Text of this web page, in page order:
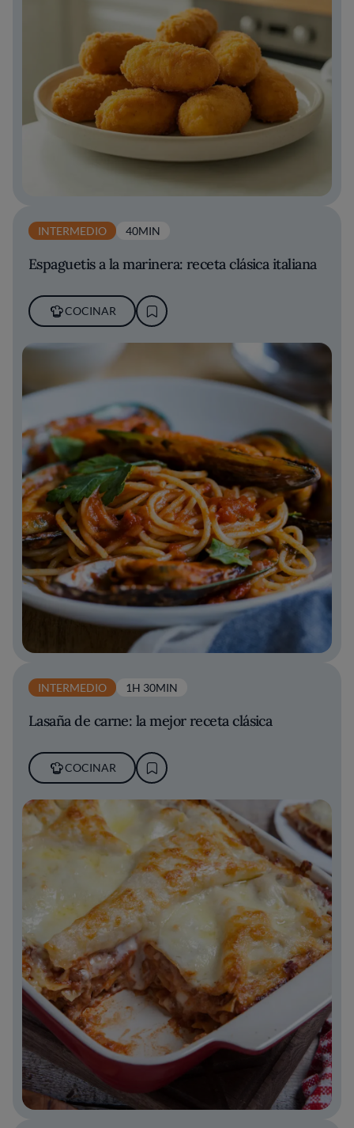
INTERMEDIO 40MIN
Espaguetis a la marinera: receta clásica italiana
COCINAR
INTERMEDIO 1H 30MIN
Lasaña de carne: la mejor receta clásica
COCINAR